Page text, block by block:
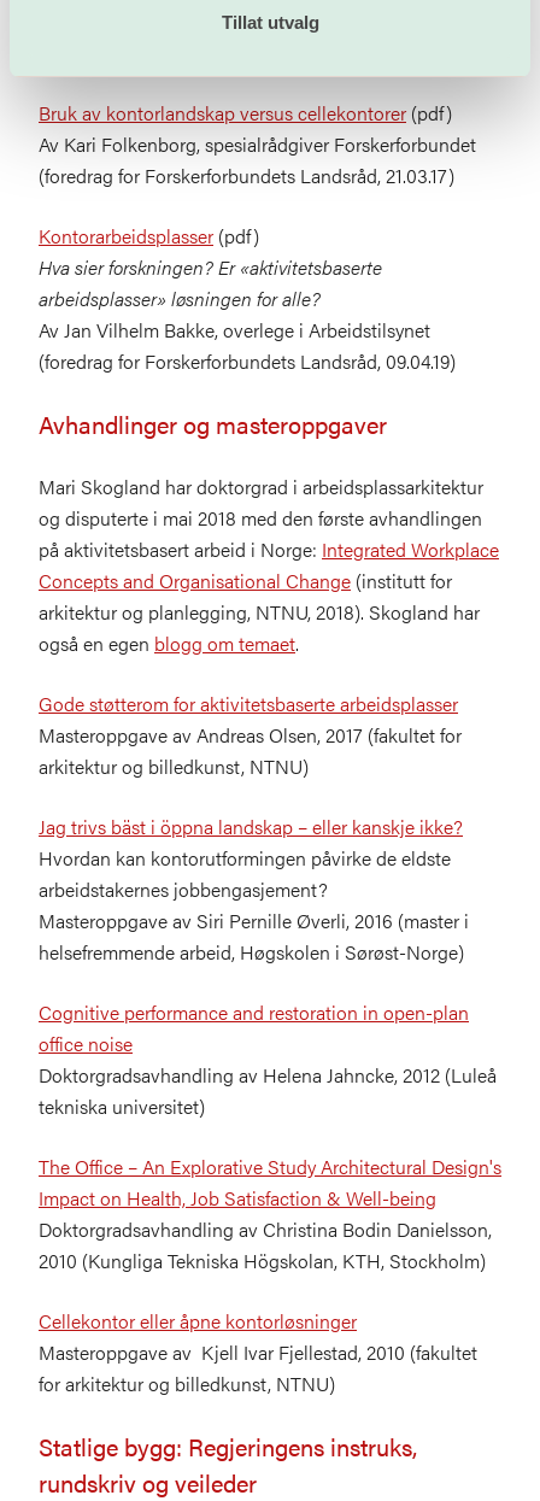
Tillat utvalg
Bruk av kontorlandskap versus cellekontorer(pdf)
Av Kari Folkenborg, spesialrådgiver Forskerforbundet
(foredrag for Forskerforbundets Landsråd, 21.03.17)
Kontorarbeidsplasser (pdf)
Hva sier forskningen? Er «aktivitetsbaserte
arbeidsplasser» løsningen for alle?
Av Jan Vilhelm Bakke, overlege i Arbeidstilsynet
(foredrag for Forskerforbundets Landsråd, 09.04.19)
Avhandlinger og masteroppgaver
Mari Skogland har doktorgrad i arbeidsplassarkitektur
og disputerte i mai 2018 med den første avhandlingen
på aktivitetsbasert arbeid i Norge: Integrated Workplace
Concepts and Organisational Change (institutt for
arkitektur og planlegging, NTNU, 2018). Skogland har
også en egen blogg om temaet.
Gode støtterom for aktivitetsbaserte arbeidsplasser
Masteroppgave av Andreas Olsen, 2017 (fakultet for
arkitektur og billedkunst, NTNU)
Jag trivs bäst i öppna landskap – eller kanskje ikke?
Hvordan kan kontorutformingen påvirke de eldste
arbeidstakernes jobbengasjement?
Masteroppgave av Siri Pernille Øverli, 2016 (master i
helsefremmende arbeid, Høgskolen i Sørøst-Norge)
Cognitive performance and restoration in open-plan
office noise
Doktorgradsavhandling av Helena Jahncke, 2012 (Luleå
tekniska universitet)
The Office – An Explorative Study Architectural Design's
Impact on Health, Job Satisfaction & Well-being
Doktorgradsavhandling av Christina Bodin Danielsson,
2010 (Kungliga Tekniska Högskolan, KTH, Stockholm)
Cellekontor eller åpne kontorløsninger
Masteroppgave av Kjell Ivar Fjellestad, 2010 (fakultet
for arkitektur og billedkunst, NTNU)
Statlige bygg: Regjeringens instruks,
rundskriv og veileder